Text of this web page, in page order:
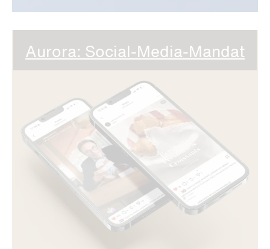
Aurora: Social-Media-Mandat